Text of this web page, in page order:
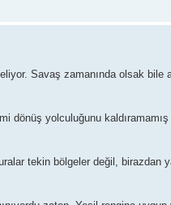
Savaş zamanında olsak bile
yolculuğunu kaldıramamış
tekin bölgeler değil, birazdan